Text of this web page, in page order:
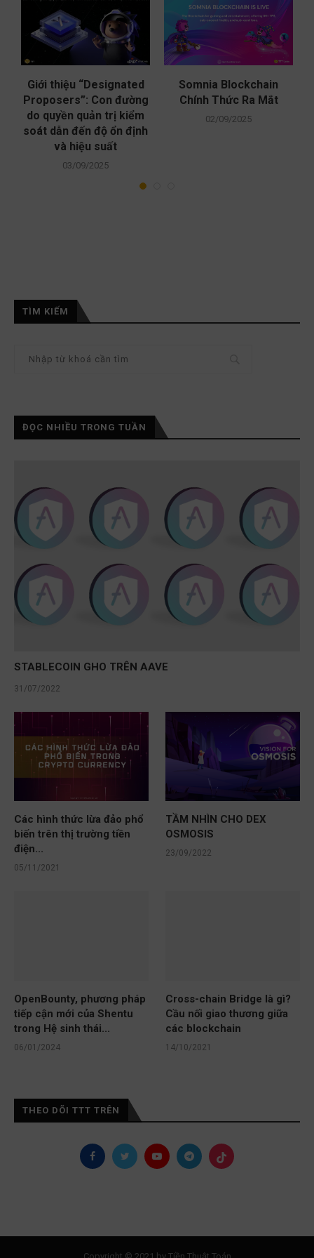
Giới thiệu “Designated
Proposers”: Con đường
do quyền quản trị kiểm
soát dẫn đến độ ổn định
và hiệu suất
03/09/2025
Somnia Blockchain
Chính Thức Ra Mắt
02/09/2025
TÌM KIẾM
ĐỌC NHIỀU TRONG TUẦN
STABLECOIN GHO TRÊN AAVE
31/07/2022
Các hình thức lừa đảo phổ
biến trên thị trường tiền
điện...
05/11/2021
TẦM NHÌN CHO DEX
OSMOSIS
23/09/2022
OpenBounty, phương pháp
tiếp cận mới của Shentu
trong Hệ sinh thái...
06/01/2024
Cross-chain Bridge là gì?
Cầu nối giao thương giữa
các blockchain
14/10/2021
THEO DÕI TTT TRÊN